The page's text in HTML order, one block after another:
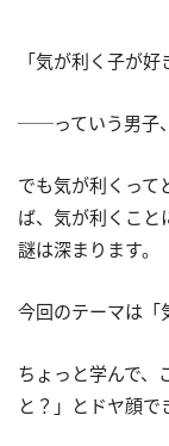
「気が利く子が好
──っていう男子
でも気が利くって
ば、気が利くこと
謎は深まります。
今回のテーマは「
ちょっと学んで、
と？」とドヤ顔で